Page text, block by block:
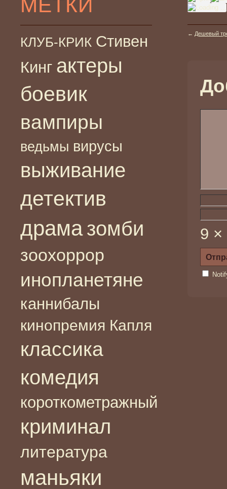
КЛУБ-КРИК Стивен
Кинг актеры
боевик
вампиры
ведьмы вирусы
выживание
детектив
драма зомби
зоохоррор
инопланетяне
каннибалы
кинопремия Капля
классика
комедия
короткометражный
криминал
литература
маньяки
← Дешевый
9 ×